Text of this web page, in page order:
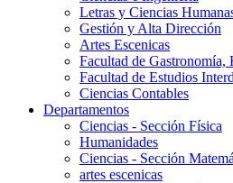
Letras y Ciencias
Gestión y Alta Dirección
Artes Escenicas
Facultad de Gastronomía,
Facultad de Estudios
Ciencias Contables
Departamentos
Ciencias - Sección Física
Humanidades
Ciencias - Sección
artes escenicas